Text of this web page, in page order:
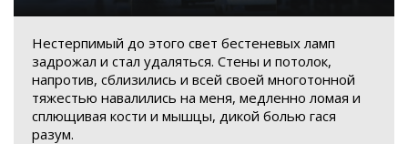
Нестерпимый до этого свет бестеневых ламп
задрожал и стал удаляться. Стены и потолок,
напротив, сблизились и всей своей многотонной
тяжестью навалились на меня, медленно ломая и
сплющивая кости и мышцы, дикой болью гася
разум.